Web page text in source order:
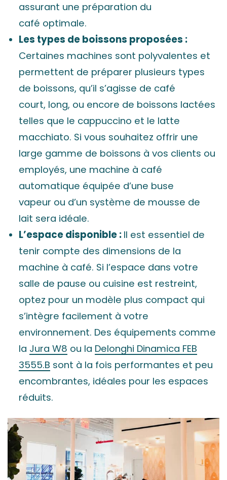
assurant une préparation du
café optimale.
Les types de boissons proposées :
Certaines machines sont polyvalentes et
permettent de préparer plusieurs types
de boissons, qu’il s’agisse de café
court, long, ou encore de boissons lactées
telles que le cappuccino et le latte
macchiato. Si vous souhaitez offrir une
large gamme de boissons à vos clients ou
employés, une machine à café
automatique équipée d’une buse
vapeur ou d’un système de mousse de
lait sera idéale.
L’espace disponible : Il est essentiel de
tenir compte des dimensions de la
machine à café. Si l’espace dans votre
salle de pause ou cuisine est restreint,
optez pour un modèle plus compact qui
s’intègre facilement à votre
environnement. Des équipements comme
la Jura W8 ou la Delonghi Dinamica FEB
3555.B sont à la fois performantes et peu
encombrantes, idéales pour les espaces
réduits.